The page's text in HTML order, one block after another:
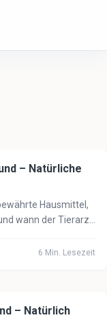
– Natürliche
Hausmittel,
wann der Tierarzt
6 Min. Lesezeit
– Natürlich